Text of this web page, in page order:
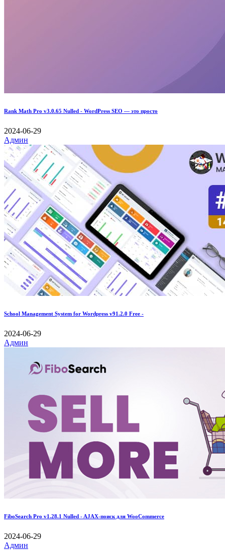
Rank Math Pro v3.0.65 Nulled - WordPress SEO — это просто
2024-06-29
Админ
School Management System for Wordpress v91.2.0 Free -
2024-06-29
Админ
FiboSearch Pro v1.28.1 Nulled - AJAX-поиск для WooCommerce
2024-06-29
Админ